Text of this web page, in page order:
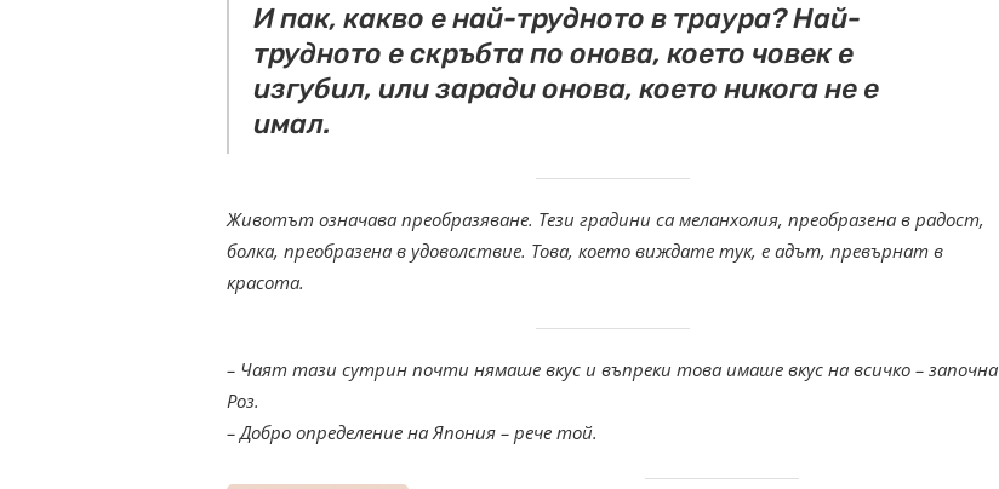
И пак, какво е най-трудното в траура? Най-
трудното е скръбта по онова, което човек е
изгубил, или заради онова, което никога не е
имал.
Животът означава преобразяване. Тези градини са меланхолия, преобразена в радост,
болка, преобразена в удоволствие. Това, което виждате тук, е адът, превърнат в
красота.
– Чаят тази сутрин почти нямаше вкус и въпреки това имаше вкус на всичко – започна
Роз.
– Добро определение на Япония – рече той.